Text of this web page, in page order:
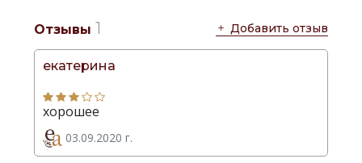
Отзывы 1 Добавить отзыв
екатерина
хорошее
03.09.2020 г.